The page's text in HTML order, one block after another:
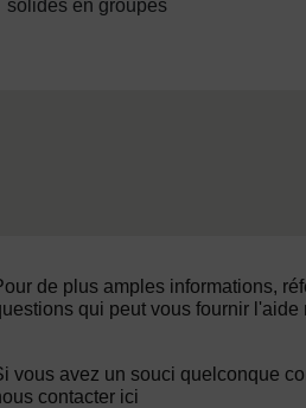
solides en groupes
de plus amples informations,
qui peut vous fournir l'aide
vous avez un souci quelconque
contacter ici